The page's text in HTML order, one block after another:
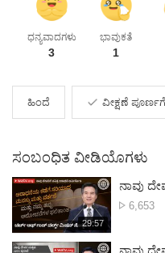
ಧನ್ಯವಾದಗಳು
3
ಭಾವುಕತೆ
1
ಹಿಂದೆ ವೀಕ್ಷಣೆ
ಸಂಬಂಧಿತ ವೀಡಿಯೊಗಳು
재
생
시
29:57
ನಾವು
ವೀಕ್ಷಣೆಗಳು
6,653
ನಾವು